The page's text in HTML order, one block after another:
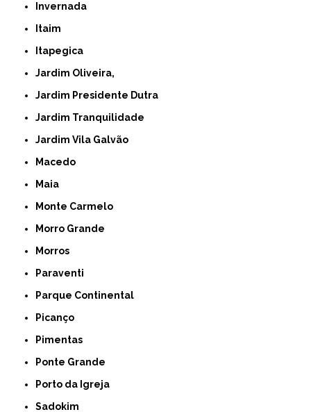
Invernada
Itaim
Itapegica
Jardim Oliveira,
Jardim Presidente Dutra
Jardim Tranquilidade
Jardim Vila Galvão
Macedo
Maia
Monte Carmelo
Morro Grande
Morros
Paraventi
Parque Continental
Picanço
Pimentas
Ponte Grande
Porto da Igreja
Sadokim